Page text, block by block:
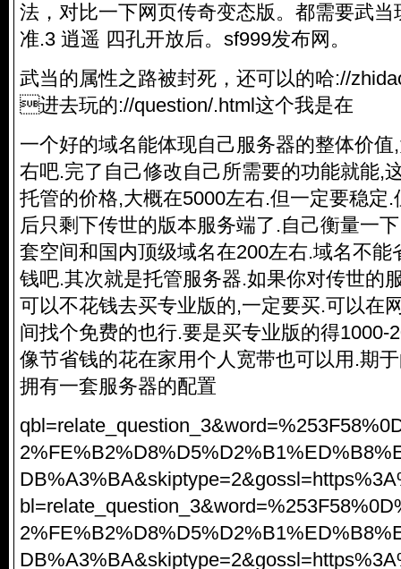
法，对比一下网页传奇变态版。都需要武
准.3 逍遥 四孔开放后。sf999发布网。
武当的属性之路被封死，还可以的哈://
进去玩的://question/.html这个我是在
一个好的域名能体现自己服务器的整体价
右吧.完了自己修改自己所需要的功能就能,
托管的价格,大概在5000左右.但一定要稳定
后只剩下传世的版本服务端了.自己衡量一
套空间和国内顶级域名在200左右.域名不能
钱吧.其次就是托管服务器.如果你对传世的
可以不花钱去买专业版的,一定要买.可以在
间找个免费的也行.要是买专业版的得1000-
像节省钱的花在家用个人宽带也可以用.期
拥有一套服务器的配置